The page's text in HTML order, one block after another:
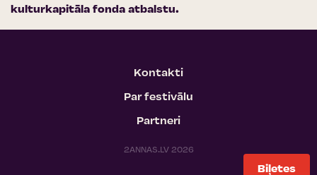
kulturkapitāla fonda atbalstu.
Kontakti
Par festivālu
Partneri
2ANNAS.LV 2026